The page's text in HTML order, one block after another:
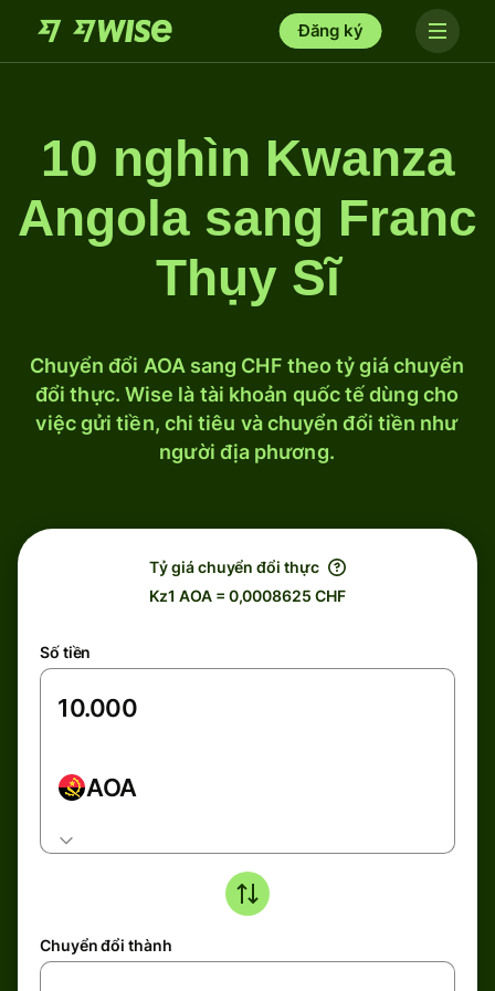
Đăng ký
10 nghìn Kwanza
Angola sang Franc
Thụy Sĩ
Chuyển đổi AOA sang CHF theo tỷ giá chuyển
đổi thực. Wise là tài khoản quốc tế dùng cho
việc gửi tiền, chi tiêu và chuyển đổi tiền như
người địa phương.
Tỷ giá chuyển đổi thực
Kz1 AOA = 0,0008625 CHF
Số tiền
AOA
Chuyển đổi thành